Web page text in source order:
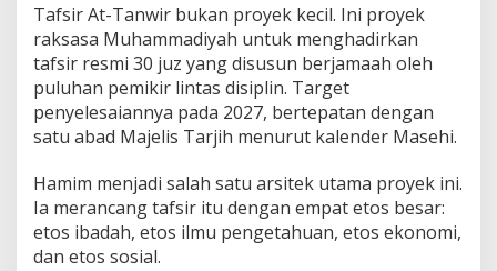
Tafsir At-Tanwir bukan proyek kecil. Ini proyek
raksasa Muhammadiyah untuk menghadirkan
tafsir resmi 30 juz yang disusun berjamaah oleh
puluhan pemikir lintas disiplin. Target
penyelesaiannya pada 2027, bertepatan dengan
satu abad Majelis Tarjih menurut kalender Masehi.
Hamim menjadi salah satu arsitek utama proyek ini.
Ia merancang tafsir itu dengan empat etos besar:
etos ibadah, etos ilmu pengetahuan, etos ekonomi,
dan etos sosial.